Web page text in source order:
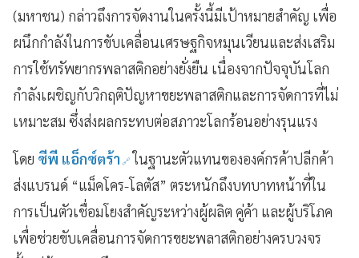
(มหาชน) กล่าวถึงการจัดงานในครั้งนี้มีเป้าหมายสำคัญ เพื่อ
ผนึกกำลังในการขับเคลื่อนเศรษฐกิจหมุนเวียนและส่งเสริม
การใช้ทรัพยากรพลาสติกอย่างยั่งยืน เนื่องจากปัจจุบันโลก
กำลังเผชิญกับวิกฤติปัญหาขยะพลาสติกและการจัดการที่ไม่
เหมาะสม ซึ่งส่งผลกระทบต่อสภาวะโลกร้อนอย่างรุนแรง
โดย ซีพี แอ็กซ์ตร้า ในฐานะตัวแทนขององค์กรค้าปลีกค้า
ส่งแบรนด์ “แม็คโคร-โลตัส” ตระหนักถึงบทบาทหน้าที่ใน
การเป็นตัวเชื่อมโยงสำคัญระหว่างผู้ผลิต คู่ค้า และผู้บริโภค
เพื่อช่วยขับเคลื่อนการจัดการขยะพลาสติกอย่างครบวงจร